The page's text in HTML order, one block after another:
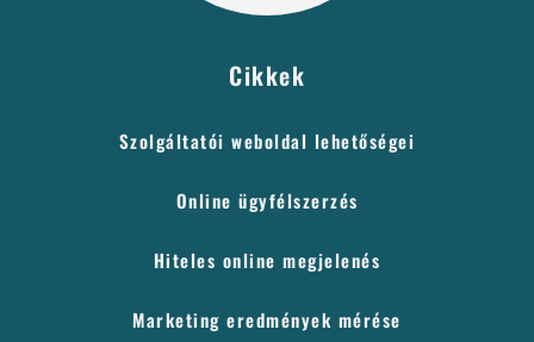
Cikkek
Szolgáltatói weboldal lehetőségei
Online ügyfélszerzés
Hiteles online megjelenés
Marketing eredmények mérése